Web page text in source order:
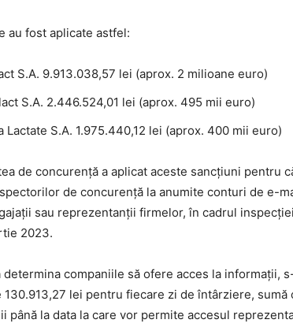
au fost aplicate astfel:
S.A. 9.913.038,57 lei (aprox. 2 milioane euro)
S.A. 2.446.524,01 lei (aprox. 495 mii euro)
Lactate S.A. 1.975.440,12 lei (aprox. 400 mii euro)
de concurență a aplicat aceste sancțiuni pentru
de concurență la anumite conturi de e-
sau reprezentanții firmelor, în cadrul
2023.
determina companiile să ofere acces la informații,
130.913,27 lei pentru fiecare zi de întârziere, sumă
până la data la care vor permite accesul